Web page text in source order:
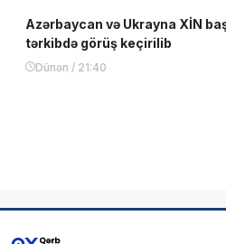
Azərbaycan və Ukrayna XİN
tərkibdə görüş keçirilib
Dünən / 21:40